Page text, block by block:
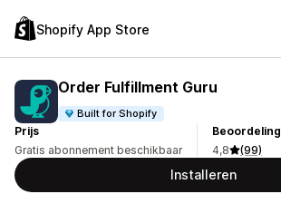
Shopify App Store
Order Fulfillment Guru
Built for Shopify
Prijs
Gratis abonnement beschikbaar
Beoordeling
4,8
(99)
Installeren